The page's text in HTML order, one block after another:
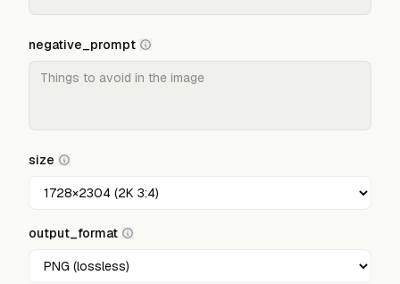
negative_prompt
size
output_format